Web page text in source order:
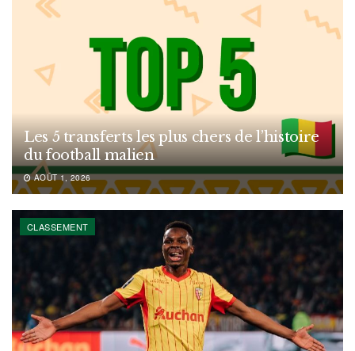
Les 5 transferts les plus chers de l’histoire
du football malien
AOÛT 1, 2026
CLASSEMENT